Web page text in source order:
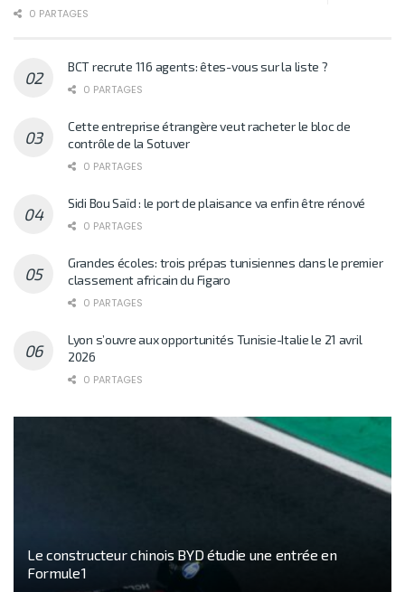
0 PARTAGES
BCT recrute 116 agents: êtes-vous sur la liste ?
0 PARTAGES
Cette entreprise étrangère veut racheter le bloc de
contrôle de la Sotuver
0 PARTAGES
Sidi Bou Saïd : le port de plaisance va enfin être rénové
0 PARTAGES
Grandes écoles: trois prépas tunisiennes dans le premier
classement africain du Figaro
0 PARTAGES
Lyon s’ouvre aux opportunités Tunisie-Italie le 21 avril
2026
0 PARTAGES
Le constructeur chinois BYD étudie une entrée en
Formule 1